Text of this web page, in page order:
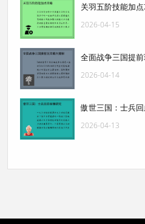
关羽五阶技能加
2026-04-15
全面战争三国提
2026-04-14
傲世三国：士兵
2026-04-13